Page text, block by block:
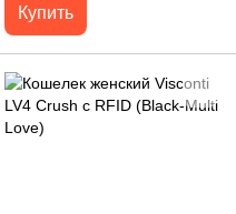
Купить